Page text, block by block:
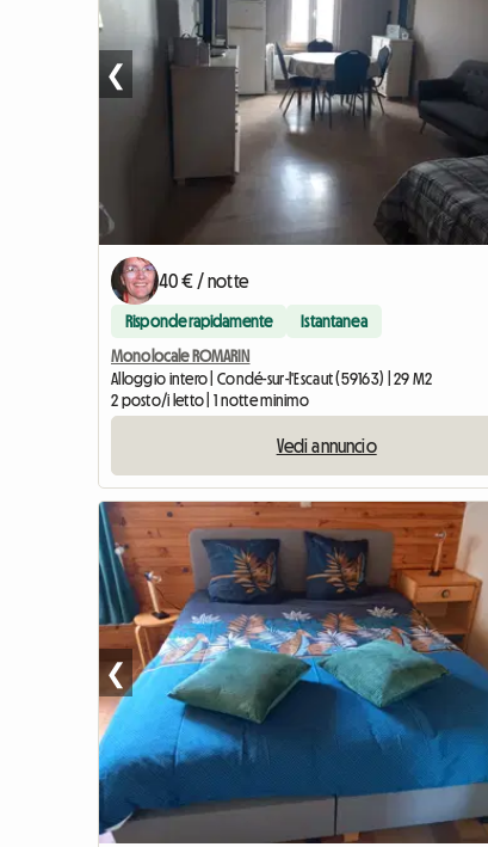
❮
40 € / notte
Risponde rapidamente Istantanea
Monolocale ROMARIN
Alloggio intero | Condé-sur-l'Escaut (59163) | 29 M2
2 posto/i letto | 1 notte minimo
Vedi annuncio
❮